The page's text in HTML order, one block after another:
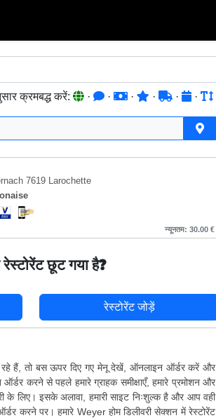
क्रमबद्ध करें: · · · · · ·
7619 Larochette
न्यूनतम: 30.00 €
रेस्टोरेंट छूट गया है?
रेस्टोरेंट जोड़ें
हैं, तो बस ऊपर दिए गए मेनू देखें, ऑनलाइन ऑर्डर करें और
करने से पहले हमारे ग्राहक समीक्षाएँ, हमारे प्रमोशन और
के लिए। इसके अलावा, हमारी साइट निःशुल्क है और आप वही
करने पर। हमारे Weyer होम डिलीवरी सेक्शन में रेस्टोरेंट